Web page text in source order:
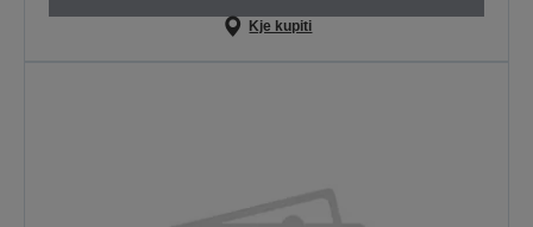
Kje kupiti